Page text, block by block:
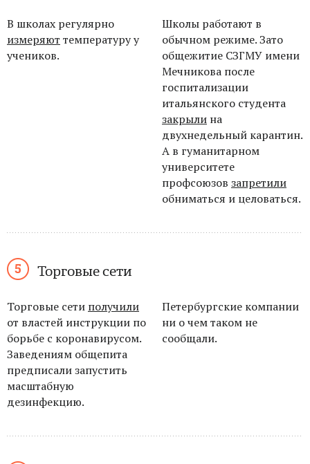
В школах регулярно
измеряют температуру у
учеников.
Школы работают в
обычном режиме. Зато
общежитие СЗГМУ имени
Мечникова после
госпитализации
итальянского студента
закрыли на
двухнедельный карантин.
А в гуманитарном
университете
профсоюзов запретили
обниматься и целоваться.
Торговые сети
Торговые сети получили
от властей инструкции по
борьбе с коронавирусом.
Заведениям общепита
предписали запустить
масштабную
дезинфекцию.
Петербургские компании
ни очемтаком не
сообщали.